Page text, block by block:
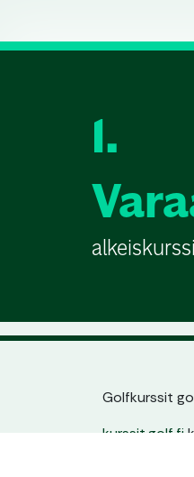
1.
alkeiskurssi
Golfkurssit
kurssit.golf.fi